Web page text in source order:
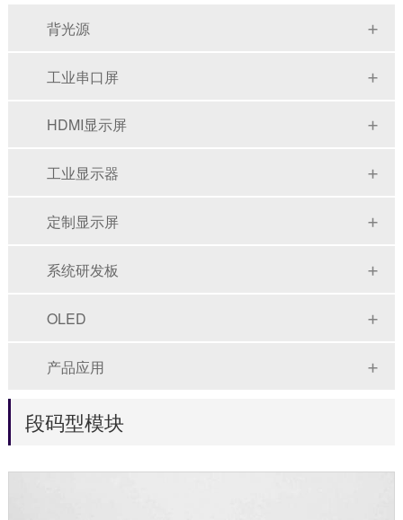
背光源
工业串口屏
HDMI显示屏
工业显示器
定制显示屏
系统研发板
OLED
产品应用
段码型模块